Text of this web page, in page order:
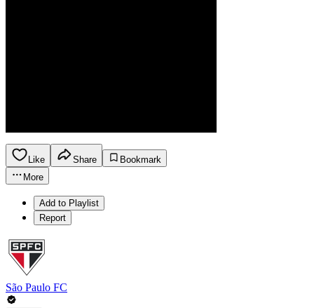
Like Share
Bookmark
More
Add to Playlist
Report
São Paulo FC